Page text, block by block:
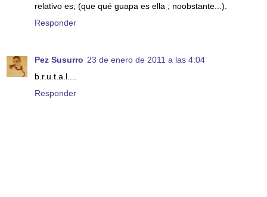
relativo es; (que qué guapa es ella ; noobstante...).
Responder
Pez Susurro 23 de enero de 2011 a las 4:04
b.r.u.t.a.l....
Responder